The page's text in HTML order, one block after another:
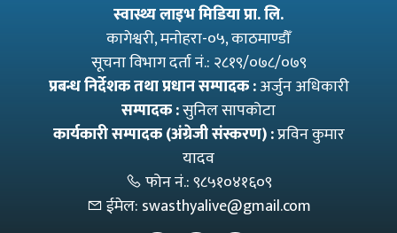
स्वास्थ्य लाइभ मिडिया प्रा. लि.
कागेश्वरी, मनाेहरा-०५, काठमाण्डौँ
सूचना विभाग दर्ता नं.: २८१९/०७८/०७९
प्रबन्ध निर्देशक तथा प्रधान सम्पादक :अर्जुन अधिकारी
सम्पादक :सुनिल सापकोटा
कार्यकारी सम्पादक (अंग्रेजी संस्करण) :प्रविन कुमार
यादव
फोन नं.:९८५१०४१६०९
ईमेल: swasthyalive@gmail.com